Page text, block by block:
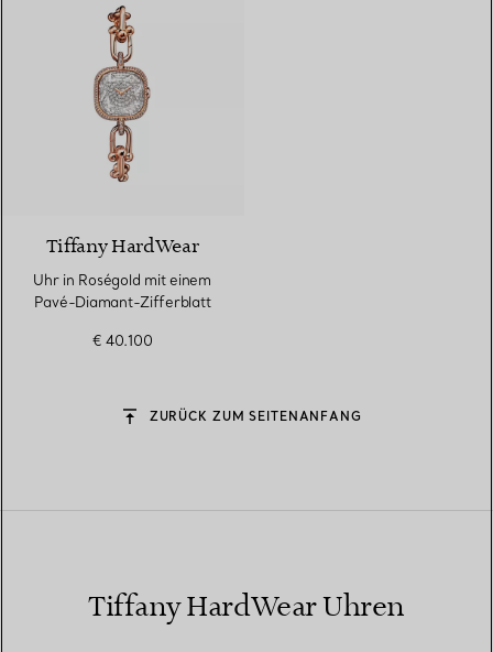
Tiffany HardWear
Uhr in Roségold mit einem
Pavé-Diamant-Zifferblatt
€ 40.100
ZURÜCK ZUM SEITENANFANG
Tiffany HardWear Uhren